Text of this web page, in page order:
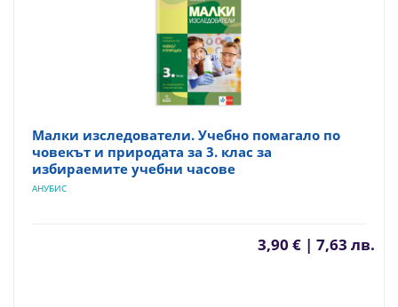
Малки изследователи. Учебно помагало по
човекът и природата за 3. клас за
избираемите учебни часове
АНУБИС
3,90 € | 7,63 лв.